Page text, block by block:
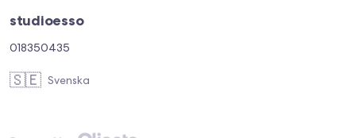
studioesso
018350435
🇸🇪 Svenska